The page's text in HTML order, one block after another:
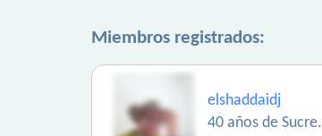
Miembros registrados:
elshaddaidj
40 años de Sucre.